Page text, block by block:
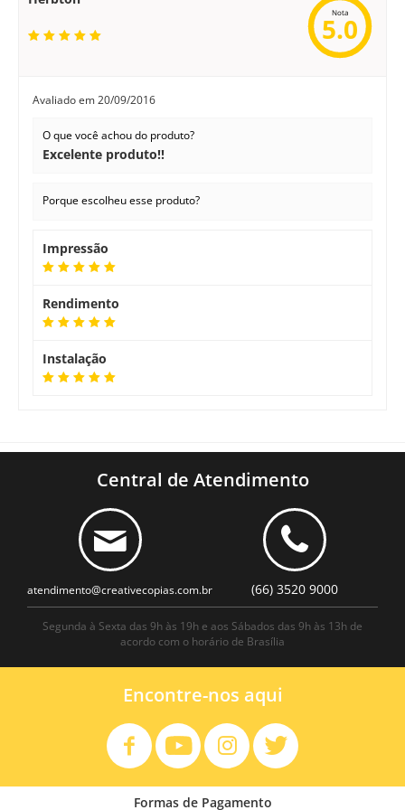
Nota
5.0
Avaliado em20/09/2016
O que você achou do produto?
Excelente produto!!
Porque escolheu esse produto?
Impressão
Rendimento
Instalação
Central de Atendimento
atendimento@creativecopias.com.br (66) 3520 9000
Segunda à Sexta das 9h às 19h e aos Sábados das 9h às 13h de
acordo com o horário de Brasília
Encontre-nos aqui
Formas de Pagamento